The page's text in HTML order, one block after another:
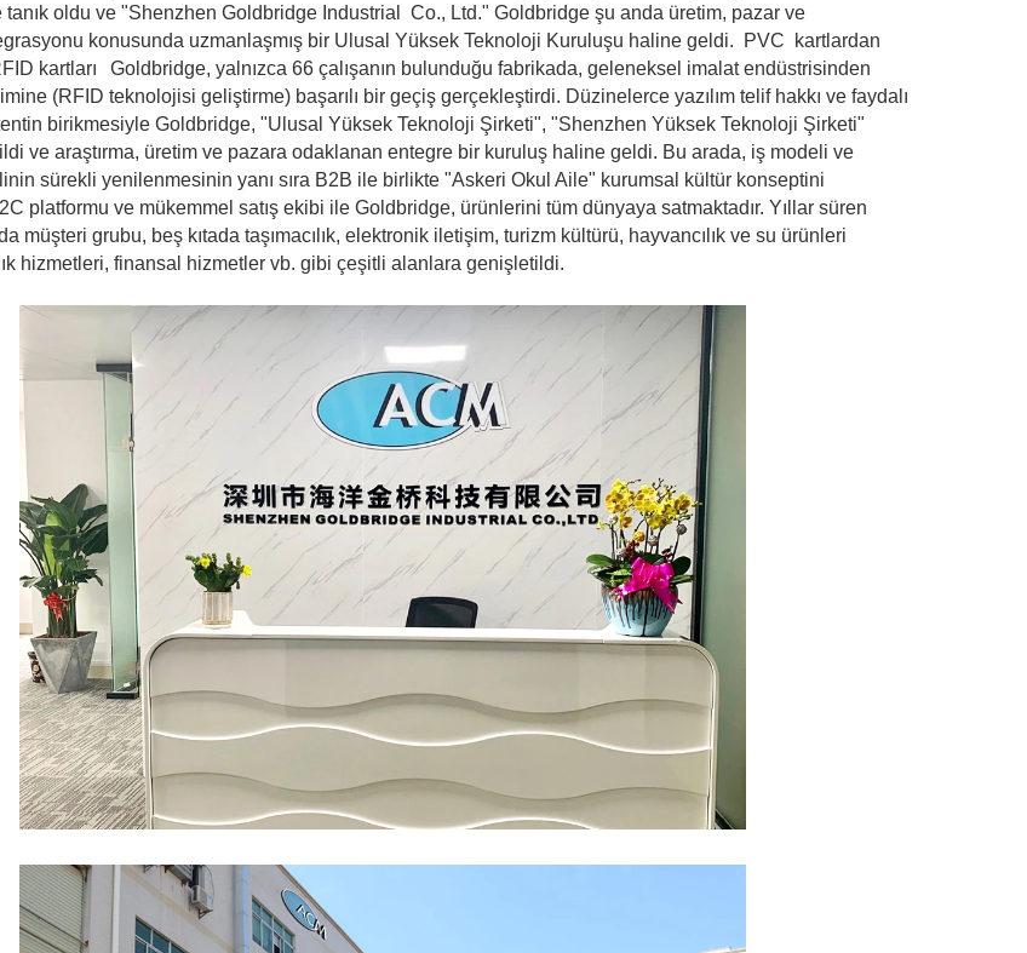
Çıkış Düğmesi
Ağ kamerası
Sauna Kapı Kilidi
Giriş kontrolu
Alarm Sensörleri
Erişim Kontrol Kartı
Okuyucuları
Ürünleri Seçin
Sıcak Satış Ürünleri
RFID Kart /NFC
Etiketi /Prelam
Sayfası
ve Anahtarlık
RFID Etiketi /UHF
RFID Etiketi / UHF
Etiketi / NFC Etiketi
oldu ve "Shenzhen Goldbridge Industrial Co., Ltd." Goldbridge şu anda üretim, pazar ve
konusunda uzmanlaşmış bir Ulusal Yüksek Teknoloji Kuruluşu haline geldi. PVC kartlardan
kartları
Goldbridge, yalnızca 66 çalışanın bulunduğu fabrikada, geleneksel imalat endüstrisinden
(RFID teknolojisi geliştirme) başarılı bir geçiş gerçekleştirdi. Düzinelerce yazılım telif hakkı ve faydalı
birikmesiyle Goldbridge, "Ulusal Yüksek Teknoloji Şirketi", "Shenzhen Yüksek Teknoloji Şirketi"
ve araştırma, üretim ve pazara odaklanan entegre bir kuruluş haline geldi. Bu arada, iş modeli ve
sürekli yenilenmesinin yanı sıra B2B ile birlikte "Askeri Okul Aile" kurumsal kültür konseptini
platformu ve mükemmel satış ekibi ile Goldbridge, ürünlerini tüm dünyaya satmaktadır. Yıllar süren
müşteri grubu, beş kıtada taşımacılık, elektronik iletişim, turizm kültürü, hayvancılık ve su ürünleri
hizmetleri, finansal hizmetler vb. gibi çeşitli alanlara genişletildi.